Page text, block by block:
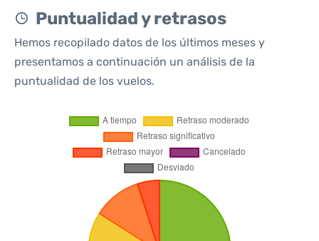
Puntualidad y retrasos
Hemos recopilado datos de los últimos meses y
presentamos a continuación un análisis de la
puntualidad de los vuelos.